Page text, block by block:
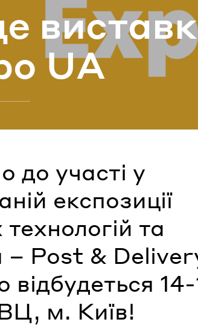
UA
до участі у
експозиції
та
– Post &
м. Київ!
УВІЙТИ